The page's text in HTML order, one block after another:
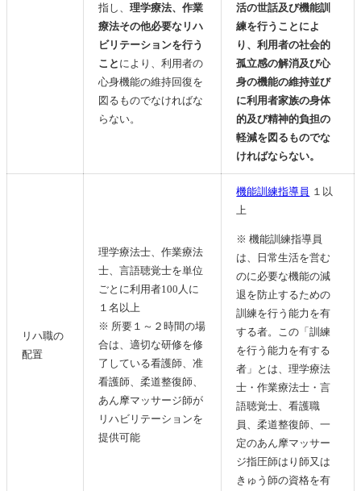
指し、理学療法、作業
療法その他必要なリハ
ビリテーションを行う
こと により、利用者の
心身機能の維持回復を
図るものでなければな
らない。
活の世話及び機能訓
練を行うことによ
り、利用者の社会的
孤立感の解消及び心
身の機能の維持並び
に利用者家族の身体
的及び精神的負担の
軽減を図るものでな
ければならない。
リハ職の
配置
理学療法士、作業療法
士、言語聴覚士を単位
ごとに利用者100人に
１名以上
※ 所要１～２時間の場
合は、適切な研修を修
了している看護師、准
看護師、柔道整復師、
あん摩マッサージ師が
リハビリテーションを
提供可能
機能訓練指導員 １以
上
※ 機能訓練指導員
は、日常生活を営む
のに必要な機能の減
退を防止するための
訓練を行う能力を有
する者。この「訓練
を行う能力を有する
者」とは、理学療法
士・作業療法士・言
語聴覚士、看護職
員、柔道整復師、一
定のあん摩マッサー
ジ指圧師はり師又は
きゅう師の資格を有